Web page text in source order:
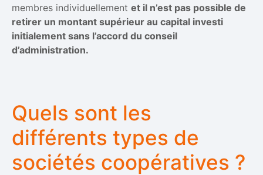
membres individuellement et il n’est pas possible de
retirer un montant supérieur au capital investi
initialement sans l’accord du conseil
d’administration.
Quels sont les
différents types de
sociétés coopératives ?